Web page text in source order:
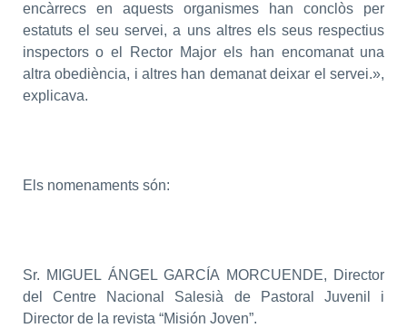
encàrrecs en aquests organismes han conclòs per
estatuts el seu servei, a uns altres els seus respectius
inspectors o el Rector Major els han encomanat una
altra obediència, i altres han demanat deixar el servei.»,
explicava.
Els nomenaments són:
Sr. MIGUEL ÁNGEL GARCÍA MORCUENDE, Director
del Centre Nacional Salesià de Pastoral Juvenil i
Director de la revista “Misión Joven”.